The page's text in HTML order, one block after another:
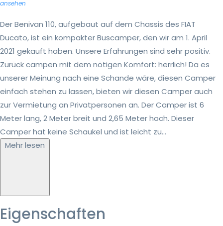
ansehen
Der Benivan 110, aufgebaut auf dem Chassis des FIAT
Ducato, ist ein kompakter Buscamper, den wir am 1. April
2021 gekauft haben. Unsere Erfahrungen sind sehr positiv.
Zurück campen mit dem nötigen Komfort: herrlich! Da es
unserer Meinung nach eine Schande wäre, diesen Camper
einfach stehen zu lassen, bieten wir diesen Camper auch
zur Vermietung an Privatpersonen an. Der Camper ist 6
Meter lang, 2 Meter breit und 2,65 Meter hoch. Dieser
Camper hat keine Schaukel und ist leicht zu...
Mehr lesen
Eigenschaften